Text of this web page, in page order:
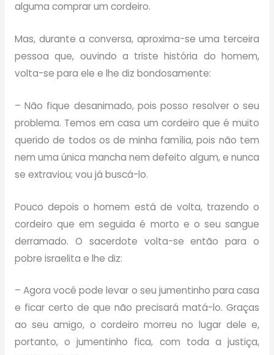
alguma comprar um cordeiro.
Mas, durante a conversa, aproxima-se uma terceira
pessoa que, ouvindo a triste história do homem,
volta-se para ele e lhe diz bondosamente:
– Não fique desanimado, pois posso resolver o seu
problema. Temos em casa um cordeiro que é muito
querido de todos os de minha família, pois não tem
nem uma única mancha nem defeito algum, e nunca
se extraviou; vou já buscá-lo.
Pouco depois o homem está de volta, trazendo o
cordeiro que em seguida é morto e o seu sangue
derramado. O sacerdote volta-se então para o
pobre israelita e lhe diz:
– Agora você pode levar o seu jumentinho para casa
e ficar certo de que não precisará matá-lo. Graças
ao seu amigo, o cordeiro morreu no lugar dele e,
portanto, o jumentinho fica, com toda a justiça,